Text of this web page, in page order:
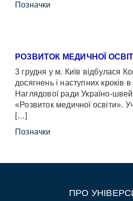
Позначки
РОЗВИТОК МЕДИЧНОЇ
3 грудня у м. Київ відбулася
досягнень і наступних кроків
Наглядової ради Україно-
«Розвиток медичної освіти».
[…]
Позначки
ПРО